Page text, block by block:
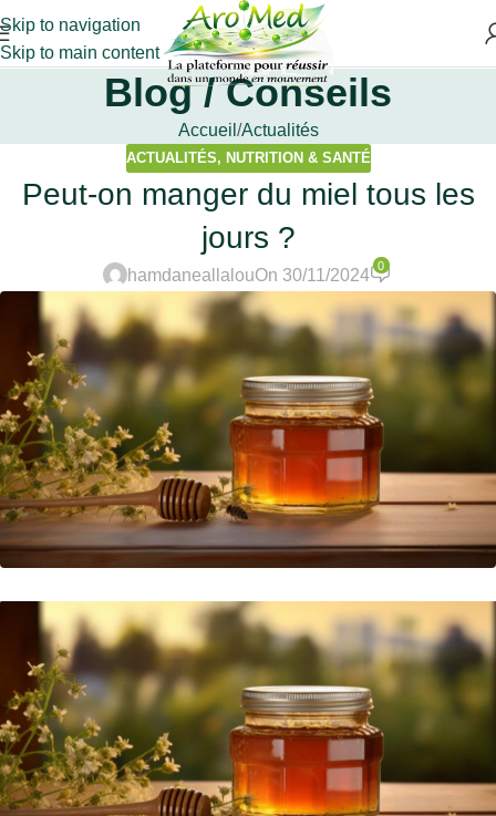
Skip to navigation
Skip to main content
Blog / Conseils
Accueil Actualités
ACTUALITÉS, NUTRITION & SANTÉ
Peut-on manger du miel tous les
jours ?
hamdaneallalouOn 30/11/2024
0